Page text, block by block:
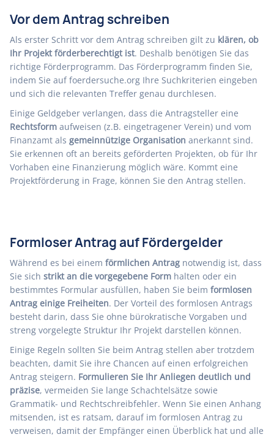
Vor dem Antrag schreiben
Als erster Schritt vor dem Antrag schreiben gilt zu klären, ob
Ihr Projekt förderberechtigt ist. Deshalb benötigen Sie das
richtige Förderprogramm. Das Förderprogramm finden Sie,
indem Sie auffoerdersuche.org Ihre Suchkriterien eingeben
und sich die relevanten Treffer genau durchlesen.
Einige Geldgeber verlangen, dass die Antragsteller eine
Rechtsform aufweisen (z.B. eingetragener Verein) und vom
Finanzamt als gemeinnützige Organisation anerkannt sind.
Sie erkennen oft an bereits geförderten Projekten, ob für Ihr
Vorhaben eine Finanzierung möglich wäre. Kommt eine
Projektförderung in Frage, können Sie den Antrag stellen.
Formloser Antrag auf Fördergelder
Während es bei einem förmlichen Antrag notwendig ist, dass
Sie sich strikt an die vorgegebene Form halten oder ein
bestimmtes Formular ausfüllen, haben Sie beim formlosen
Antrag einige Freiheiten. Der Vorteil des formlosen Antrags
besteht darin, dass Sie ohne bürokratische Vorgaben und
streng vorgelegte Struktur Ihr Projekt darstellen können.
Einige Regeln sollten Sie beim Antrag stellen aber trotzdem
beachten, damit Sie ihre Chancen auf einen erfolgreichen
Antrag steigern. Formulieren Sie Ihr Anliegen deutlich und
präzise, vermeiden Sie lange Schachtelsätze sowie
Grammatik- und Rechtschreibfehler. Wenn Sie einen Anhang
mitsenden, ist es ratsam, darauf im formlosen Antrag zu
verweisen, damit der Empfänger einen Überblick hat und alle